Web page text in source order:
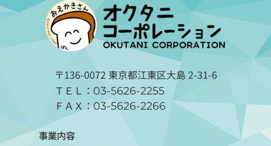
〒136-0072 東京都江東区大島 2-31-6
ＴＥＬ： 03-5626-2255
ＦＡＸ： 03-5626-2266
事業内容